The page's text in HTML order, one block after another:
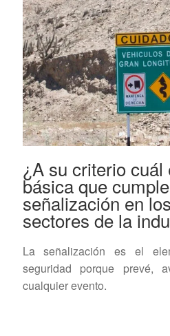
¿A su criterio cuál
básica que
señalización en
sectores de la
La señalización es el
seguridad porque prevé,
cualquier evento.